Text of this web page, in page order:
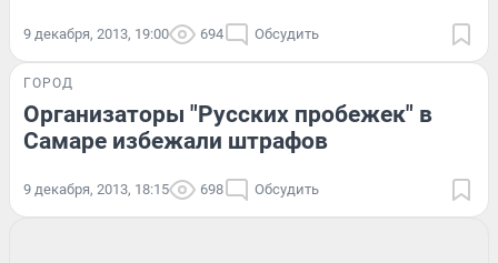
9 декабря, 2013, 19:00 694 Обсудить
ГОРОД
Организаторы "Русских пробежек" в
Самаре избежали штрафов
9 декабря, 2013, 18:15 698 Обсудить